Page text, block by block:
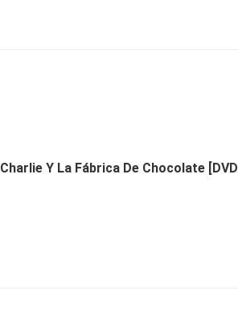
Charlie Y La Fábrica De Chocolate [DVD]